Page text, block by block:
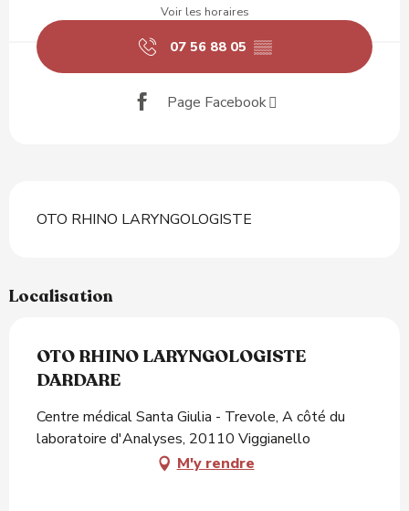
Voir les horaires
07 56 88 05 ▒▒
Page Facebook
OTO RHINO LARYNGOLOGISTE
Localisation
OTO RHINO LARYNGOLOGISTE
DARDARE
Centre médical Santa Giulia - Trevole, A côté du
laboratoire d'Analyses, 20110 Viggianello
M'y rendre